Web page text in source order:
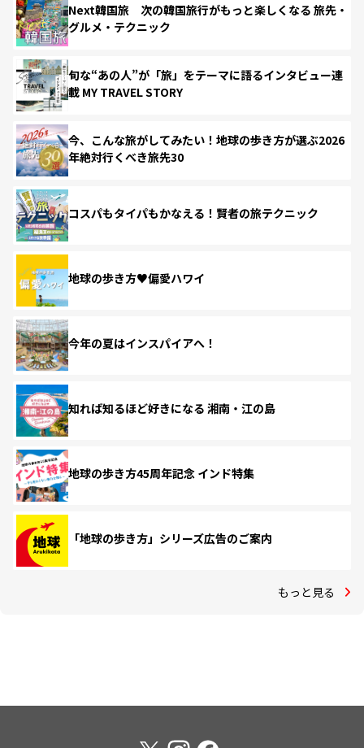
Next韓国旅 次の韓国旅行がもっと楽しくなる 旅先・
グルメ・テクニック
旬な“あの人”が「旅」をテーマに語るインタビュー連
載 MY TRAVEL STORY
今、こんな旅がしてみたい！地球の歩き方が選ぶ2026
年絶対行くべき旅先30
コスパもタイパもかなえる！賢者の旅テクニック
地球の歩き方♥偏愛ハワイ
今年の夏はインスパイアへ！
知れば知るほど好きになる 湘南・江の島
地球の歩き方45周年記念 インド特集
「地球の歩き方」シリーズ広告のご案内
もっと見る